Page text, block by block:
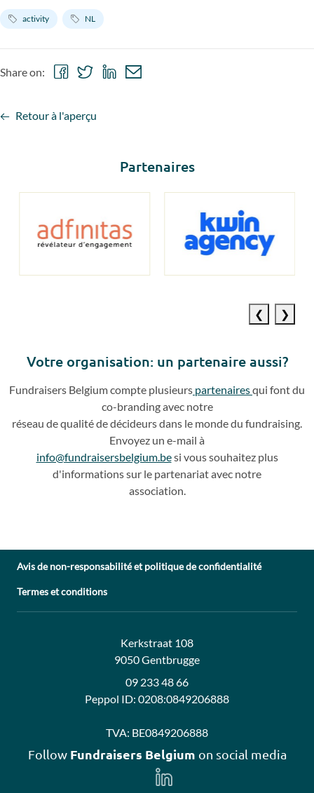
activity NL
Retour à l'aperçu
Share on:
ShareShare ShareShare
Partenaires
Votre organisation: un partenaire aussi?
Fundraisers Belgium compte plusieurs partenairesqui font du
co-branding avec notre
réseau de qualité de décideurs dans le monde du fundraising.
Envoyez un e-mail à
info@fundraisersbelgium.besi vous souhaitez plus
d'informations sur le partenariat avec notre
association.
Avis de non-responsabilité et politique de confidentialité
Termes et conditions
Contact:
Adresse:
Kerkstraat 108
9050 Gentbrugge
09 233 48 66
Peppol ID: 0208:0849206888
TVA: BE0849206888
Follow Fundraisers Belgium on social media